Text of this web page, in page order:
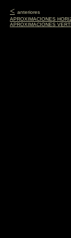
< anteriores
APROXIMACIONES
APROXIMACIONES